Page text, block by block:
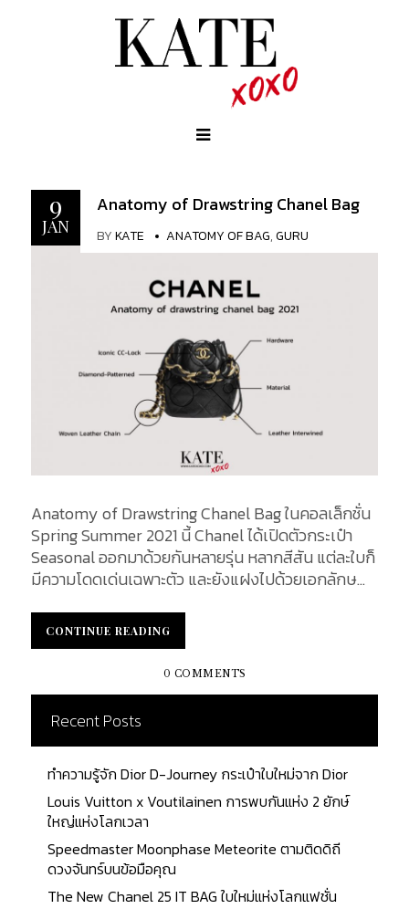
9
JAN
Anatomy of Drawstring Chanel Bag
BYKATE ANATOMY OF BAG,GURU
Anatomy of Drawstring Chanel Bag ในคอลเล็กชั่น
Spring Summer 2021 นี้ Chanel ได้เปิดตัวกระเป๋า
Seasonal ออกมาด้วยกันหลายรุ่น หลากสีสัน แต่ละใบก็
มีความโดดเด่นเฉพาะตัว และยังแฝงไปด้วยเอกลักษณ์
หยิบเอากระเป๋า Chanel Leather Interwined
Drawstring Bag กระเป๋าทรงจีบสไตล์ใหม่ มาให้คุณได้
ทราบถึงรายละเอียดที่น่าหลงใหลใน Anatomy of
drawstring chanel bag 2021...
CONTINUE READING
CONTINUE READING
0 COMMENTS
Recent Posts
ทำความรู้จัก Dior D-Journey กระเป๋าใบใหม่จาก Dior
Louis Vuitton x Voutilainen การพบกันแห่ง 2 ยักษ์
ใหญ่แห่งโลกเวลา
Speedmaster Moonphase Meteorite ตามติดดิถี
ดวงจันทร์บนข้อมือคุณ
The New Chanel 25 IT BAG ใบใหม่แห่งโลกแฟชั่น